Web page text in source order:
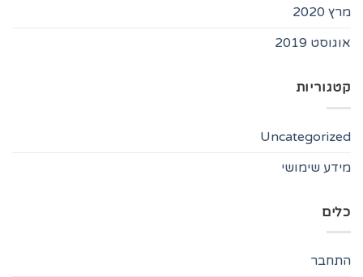
מרץ 2020
אוגוסט 2019
קטגוריות
Uncategorized
מידע שימושי
כלים
התחבר